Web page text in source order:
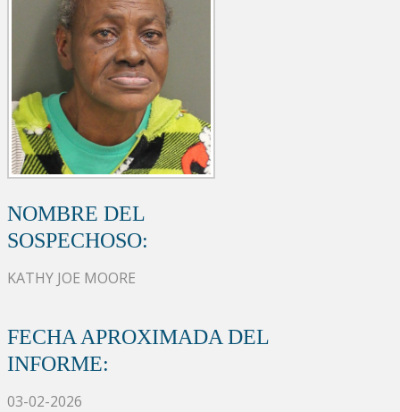
NOMBRE DEL
SOSPECHOSO:
KATHY JOE MOORE
FECHA APROXIMADA DEL
INFORME:
03-02-2026